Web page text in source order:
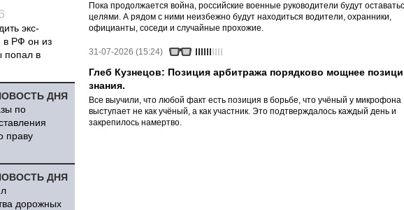
экс-
в РФ он из
попал в
ДНЯ
по
праву
ДНЯ
дорожных
Пока продолжается война, российские военные руководители будут
целями. А рядом с ними неизбежно будут находиться водители, охранники,
официанты, соседи и случайные прохожие.
31-07-2026 (15:24)
Глеб Кузнецов: Позиция арбитража порядково мощнее
знания.
Все выучили, что любой факт есть позиция в борьбе, что учёный у микрофона
выступает не как учёный, а как участник. Это подтверждалось каждый день и
закрепилось намертво.